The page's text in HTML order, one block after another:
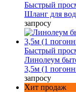
Быстрый
Шланг для
запросу
Быстрый
Линолеум
3,5м (1
запросу
Хит продаж